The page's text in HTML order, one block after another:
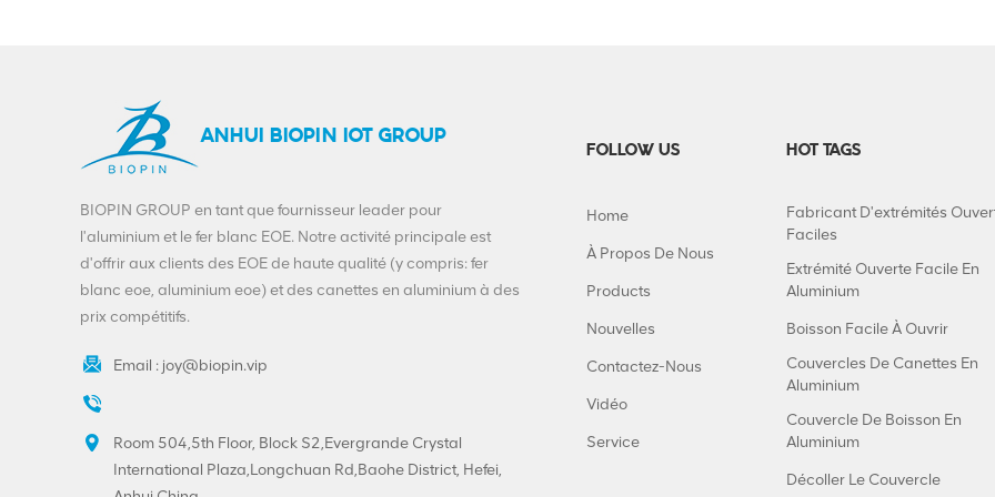
personnalisée à
facile en fer blanc 202
Bouchons à anneau
en plastique
ANHUI BIOPIN IOT GROUP
BIOPIN GROUP en tant que fournisseur leader pour
l'aluminium et le fer blanc EOE. Notre activité principale est
d'offrir aux clients des EOE de haute qualité (y compris: fer
blanc eoe, aluminium eoe) et des canettes en aluminium à des
prix compétitifs.
Email : joy@biopin.vip
Room 504,5th Floor, Block S2,Evergrande Crystal
International Plaza,Longchuan Rd,Baohe District, Hefei,
FOLLOW US
Home
À Propos De Nous
Products
Nouvelles
Contactez-Nous
Vidéo
Service
HOT TAGS
Fabricant D'extrémités
Faciles
Extrémité Ouverte Facile En
Aluminium
Boisson Facile À Ouvrir
Couvercles De Canettes En
Aluminium
Couvercle De Boisson En
Aluminium
Décoller Le Couvercle